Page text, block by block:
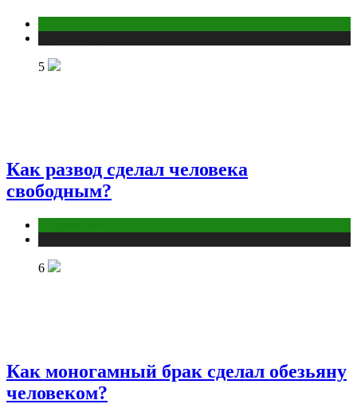
5
Как развод сделал человека
свободным?
6
Как моногамный брак сделал обезьяну
человеком?